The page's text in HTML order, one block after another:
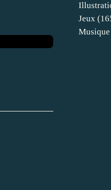
Jeux
Musique